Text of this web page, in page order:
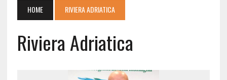
HOME RIVIERA ADRIATICA
Riviera Adriatica